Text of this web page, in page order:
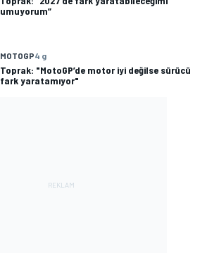
umuyorum”
MOTOGP4 g
Toprak: "MotoGP’de motor iyi değilse sürücü
fark yaratamıyor"